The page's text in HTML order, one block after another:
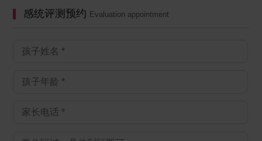
感统评测预约 Evaluation appointment